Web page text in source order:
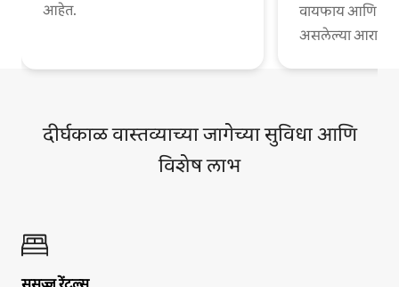
आहेत.
वायफाय आणि
असलेल्या
दीर्घकाळ वास्तव्याच्या जागेच्या सुविधा आणि
विशेष लाभ